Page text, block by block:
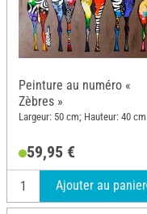
Peinture au numéro «
Zèbres »
Largeur: 50 cm; Hauteur: 40 cm
59,95 €
Ajouter au panier